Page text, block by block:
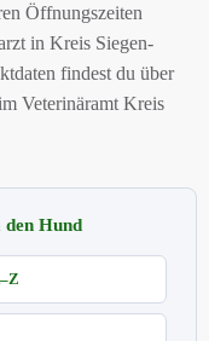
Öffnungszeiten
in Kreis Siegen-
findest du über
Veterinäramt Kreis
Hund